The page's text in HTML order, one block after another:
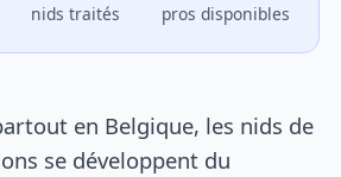
nids traités pros disponibles
en Belgique, les nids de
se développent du